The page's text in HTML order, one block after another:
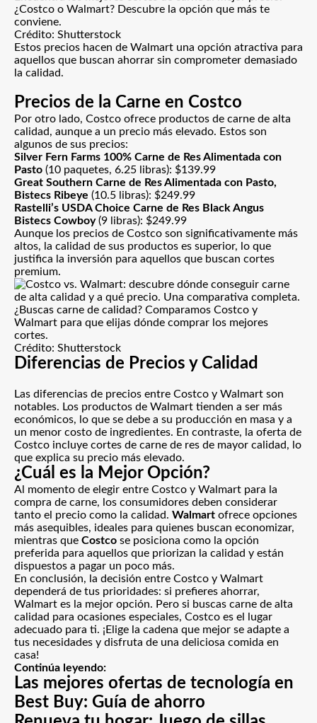
¿Costco o Walmart? Descubre la opción que más te
conviene.
Crédito: Shutterstock
Estos precios hacen de Walmart una opción atractiva para
aquellos que buscan ahorrar sin comprometer demasiado
la calidad.
Precios de la Carne en Costco
Por otro lado, Costco ofrece productos de carne de alta
calidad, aunque a un precio más elevado. Estos son
algunos de sus precios:
Silver Fern Farms 100% Carne de Res Alimentada con
Pasto (10 paquetes, 6.25 libras): $139.99
Great Southern Carne de Res Alimentada con Pasto,
Bistecs Ribeye (10.5 libras): $249.99
Rastelli’s USDA Choice Carne de Res Black Angus
Bistecs Cowboy(9 libras): $249.99
Aunque los precios de Costco son significativamente más
altos, la calidad de sus productos es superior, lo que
justifica la inversión para aquellos que buscan cortes
premium.
¿Buscas carne de calidad? Comparamos Costco y
Walmart para que elijas dónde comprar los mejores
cortes.
Crédito: Shutterstock
Diferencias de Precios y Calidad
Las diferencias de precios entre Costco y Walmart son
notables. Los productos de Walmart tienden a ser más
económicos, lo que se debe a su producción en masa y a
un menor costo de ingredientes. En contraste, la oferta de
Costco incluye cortes de carne de res de mayor calidad, lo
que explica su precio más elevado.
¿Cuál es la Mejor Opción?
Al momento de elegir entre Costco y Walmart para la
compra de carne, los consumidores deben considerar
tanto el precio como la calidad. Walmart ofrece opciones
más asequibles, ideales para quienes buscan economizar,
mientras que Costco se posiciona como la opción
preferida para aquellos que priorizan la calidad y están
dispuestos a pagar un poco más.
En conclusión, la decisión entre Costco y Walmart
dependerá de tus prioridades: si prefieres ahorrar,
Walmart es la mejor opción. Pero si buscas carne de alta
calidad para ocasiones especiales, Costco es el lugar
adecuado para ti. ¡Elige la cadena que mejor se adapte a
tus necesidades y disfruta de una deliciosa comida en
casa!
Continúa leyendo:
Las mejores ofertas de tecnología en
Best Buy: Guía de ahorro